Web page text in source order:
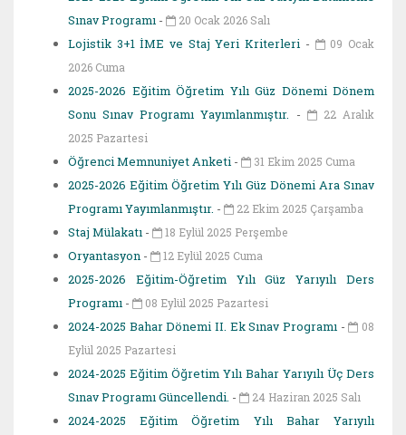
Sınav Programı - 20 Ocak 2026 Salı
Lojistik 3+1 İME ve Staj Yeri Kriterleri -
09 Ocak
2026 Cuma
2025-2026 Eğitim Öğretim Yılı Güz Dönemi Dönem
Sonu Sınav Programı Yayımlanmıştır. -
22 Aralık
2025 Pazartesi
Öğrenci Memnuniyet Anketi - 31 Ekim 2025 Cuma
2025-2026 Eğitim Öğretim Yılı Güz Dönemi Ara Sınav
Programı Yayımlanmıştır. - 22 Ekim 2025 Çarşamba
Staj Mülakatı - 18 Eylül 2025 Perşembe
Oryantasyon - 12 Eylül 2025 Cuma
2025-2026 Eğitim-Öğretim Yılı Güz Yarıyılı Ders
Programı - 08 Eylül 2025 Pazartesi
2024-2025 Bahar Dönemi II. Ek Sınav Programı -
08
Eylül 2025 Pazartesi
2024-2025 Eğitim Öğretim Yılı Bahar Yarıyılı Üç Ders
Sınav Programı Güncellendi. - 24 Haziran 2025 Salı
2024-2025 Eğitim Öğretim Yılı Bahar Yarıyılı